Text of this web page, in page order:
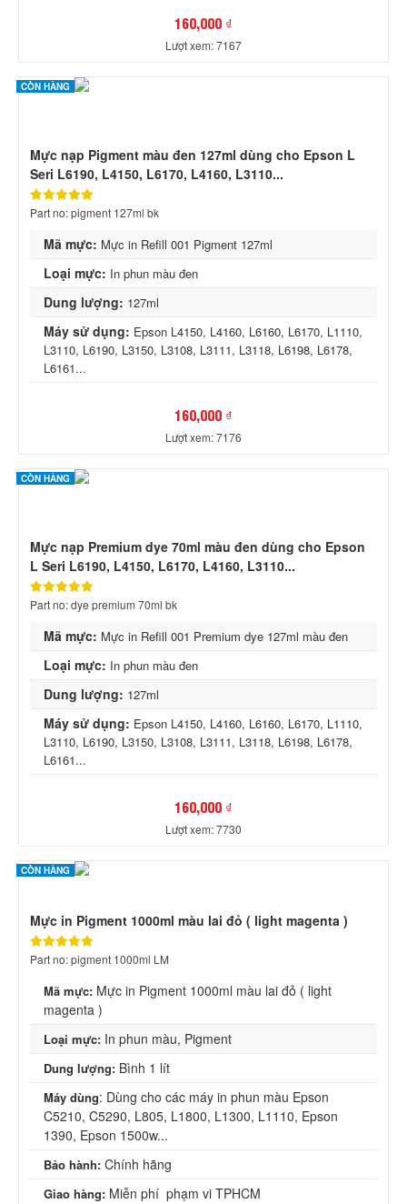
160,000 ₫
Lượt xem: 7167
CÒN HÀNG
Mực nạp Pigment màu đen 127ml dùng cho Epson L
Seri L6190, L4150, L6170, L4160, L3110...
Part no: pigment 127ml bk
Mã mực: Mực in Refill 001 Pigment 127ml
Loại mực: In phun màu đen
Dung lượng: 127ml
Máy sử dụng: Epson L4150, L4160, L6160, L6170, L1110,
L3110, L6190, L3150, L3108, L3111, L3118, L6198, L6178,
L6161...
160,000 ₫
Lượt xem: 7176
CÒN HÀNG
Mực nạp Premium dye 70ml màu đen dùng cho Epson
L Seri L6190, L4150, L6170, L4160, L3110...
Part no: dye premium 70ml bk
Mã mực: Mực in Refill 001 Premium dye 127ml màu đen
Loại mực: In phun màu đen
Dung lượng: 127ml
Máy sử dụng: Epson L4150, L4160, L6160, L6170, L1110,
L3110, L6190, L3150, L3108, L3111, L3118, L6198, L6178,
L6161...
160,000 ₫
Lượt xem: 7730
CÒN HÀNG
Mực in Pigment 1000ml màu lai đỏ ( light magenta )
Part no: pigment 1000ml LM
Mã mực: Mực in Pigment 1000ml màu lai đỏ ( light
magenta )
Loại mực: In phun màu, Pigment
Dung lượng: Bình 1 lít
Máy dùng: Dùng cho các máy in phun màu Epson
C5210, C5290, L805, L1800, L1300, L1110, Epson
1390, Epson 1500w...
Bảo hành: Chính hãng
Giao hàng: Miễn phí phạm vi TPHCM